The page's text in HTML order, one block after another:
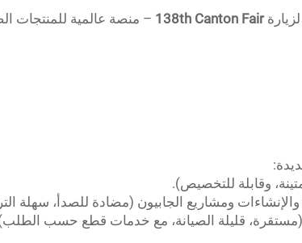
138th Canton Fair – منصة عالمية للمنتجات
وقابلة للتخصيص).
ومشاريع الجابيون (مضادة للصدأ، سهلة
(مستقرة، قليلة الصيانة، مع خدمات قطع حسب